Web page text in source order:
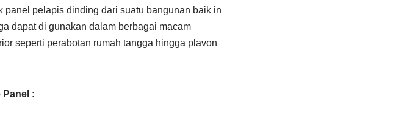
panel pelapis dinding dari suatu bangunan baik in
dapat di gunakan dalam berbagai macam
seperti perabotan rumah tangga hingga plavon
: